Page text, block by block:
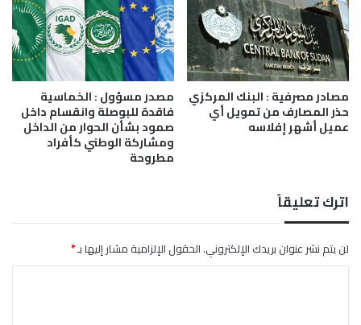
ع
ل
ى
م
ش
ا
ر
ي
و
مصادر مصرفية : البنك المركزي
حذر المصارف من تمويل أي
عميل أشهر إفلاسه
مصدر مسؤول : الخماسية
فاقدة للبوصلة وانقسام داخل
صمود بشأن الحوار من الداخل
ومشاركة الوطني كأفراد
مطروحة
اترك تعليقاً
لن يتم نشر عنوان بريدك الإلكتروني.الحقول الإلزامية مشار إليها بـ*